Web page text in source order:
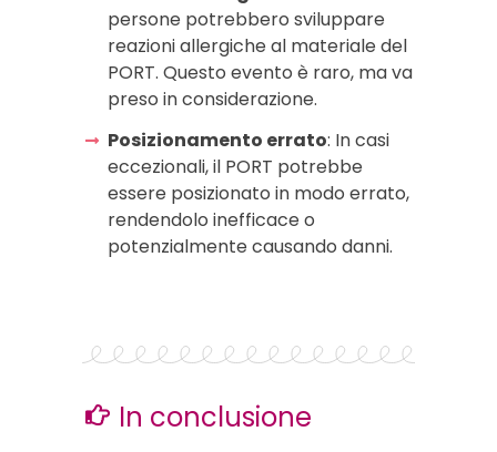
persone potrebbero sviluppare
reazioni allergiche al materiale del
PORT. Questo evento è raro, ma va
preso in considerazione.
Posizionamento errato: In casi
eccezionali, il PORT potrebbe
essere posizionato in modo errato,
rendendolo inefficace o
potenzialmente causando danni.
In conclusione